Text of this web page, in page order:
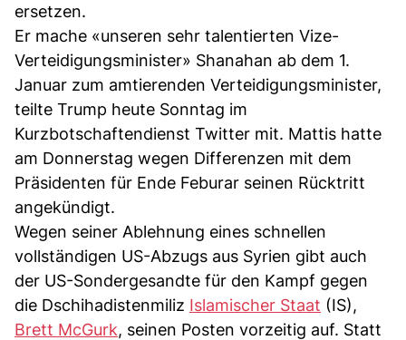
ersetzen.
Er mache «unseren sehr talentierten Vize-
Verteidigungsminister» Shanahan ab dem 1.
Januar zum amtierenden Verteidigungsminister,
teilte Trump heute Sonntag im
Kurzbotschaftendienst Twitter mit. Mattis hatte
am Donnerstag wegen Differenzen mit dem
Präsidenten für Ende Feburar seinen Rücktritt
angekündigt.
Wegen seiner Ablehnung eines schnellen
vollständigen US-Abzugs aus Syrien gibt auch
der US-Sondergesandte für den Kampf gegen
die Dschihadistenmiliz Islamischer Staat (IS),
Brett McGurk, seinen Posten vorzeitig auf. Statt